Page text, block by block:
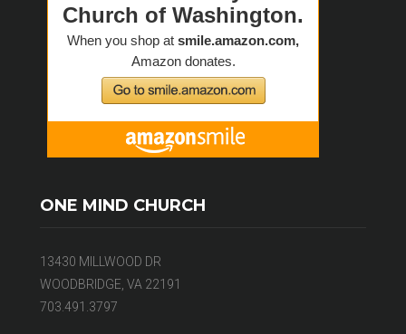
ONE MIND CHURCH
13430 MILLWOOD DR
WOODBRIDGE, VA 22191
703.491.3797